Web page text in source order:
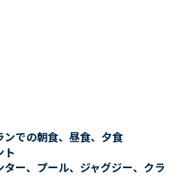
ンでの朝食、昼食、夕食
ト
ー、プール、ジャグジー、クラ